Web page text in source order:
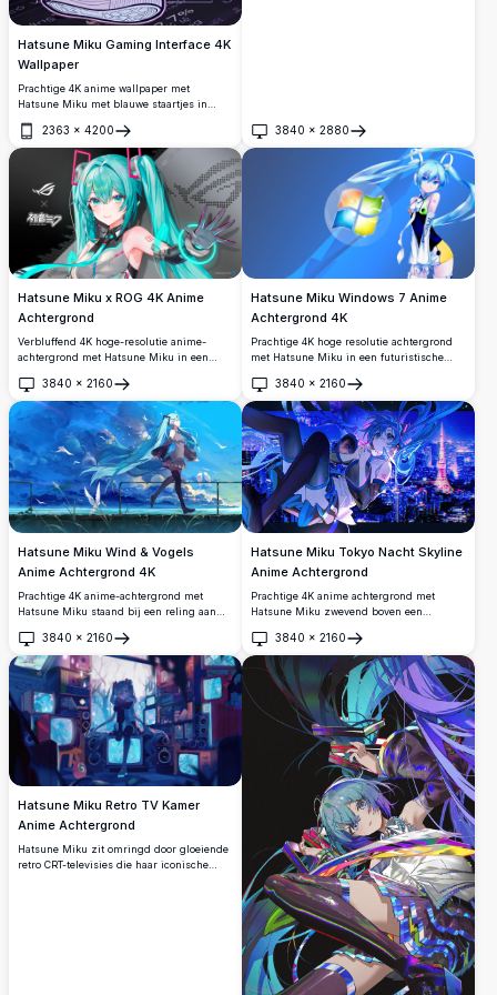
Hatsune Miku Gaming Interface 4K
Wallpaper
Prachtige 4K anime wallpaper met
Hatsune Miku met blauwe staartjes in
casual gaming kleding, zittend met een
gitaar tegen een futuristische digitale
interface achtergrond. Perfecte hoge
resolutie desktop wallpaper met levendige
paarse en blauwe cyberpunk esthetiek
voor anime liefhebbers.
2363 × 4200
Openen
3840 × 2880
Openen
Hatsune Miku x ROG 4K Anime
Achtergrond
Verbluffend 4K hoge-resolutie anime-
achtergrond met Hatsune Miku in een
is gekleed in een futuristisch tech-outfit
met gloeiende cyaan accenten, als perfecte
mix van muziek- en gamingcultuur.
3840 × 2160
Openen
Hatsune Miku Windows 7 Anime
Achtergrond 4K
Prachtige 4K hoge resolutie achtergrond
met Hatsune Miku in een futuristische
Perfect voor animefans en techliefhebbers
die op zoek zijn naar een levendige,
opvallende bureaubladachtergrond.
3840 × 2160
Openen
Hatsune Miku Wind & Vogels
Anime Achtergrond 4K
Prachtige 4K anime-achtergrond met
Hatsune Miku staand bij een reling aan
staarten wapperen in de wind, omgeven
door witte vogels die door een dramatische
blauwe hemel vliegen.
3840 × 2160
Openen
Hatsune Miku Tokyo Nacht Skyline
Anime Achtergrond
Prachtige 4K anime achtergrond met
Hatsune Miku zwevend boven een
gloeiende neon stadslichten en de
iconische Tokyo Tower verlicht op de
achtergrond.
3840 × 2160
Openen
Hatsune Miku Retro TV Kamer
Anime Achtergrond
Hatsune Miku zit omringd door gloeiende
retro CRT-televisies die haar iconische